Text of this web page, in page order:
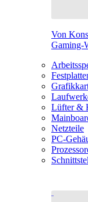
Von
Gaming-
Lüfter &
Netzteile
PC-